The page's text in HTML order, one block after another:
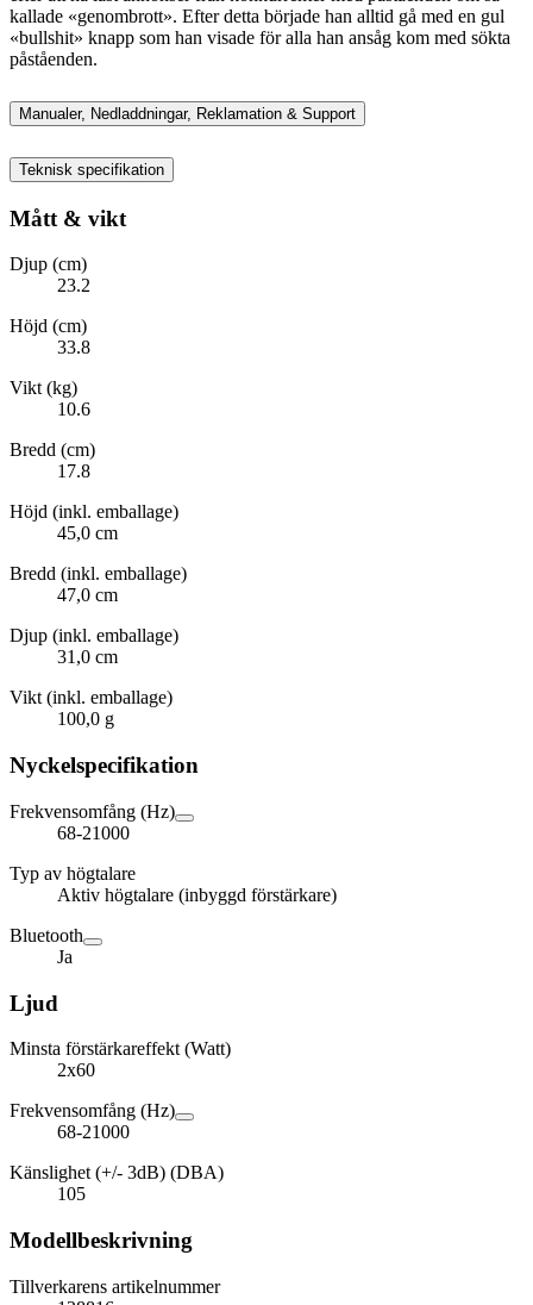
kallade «genombrott». Efter detta började han alltid gå med en gul
«bullshit» knapp som han visade för alla han ansåg kom med sökta
påståenden.
Manualer, Nedladdningar, Reklamation & Support
Teknisk specifikation
Mått & vikt
Djup (cm)
23.2
Höjd (cm)
33.8
Vikt (kg)
10.6
Bredd (cm)
17.8
Höjd (inkl. emballage)
45,0 cm
Bredd (inkl. emballage)
47,0 cm
Djup (inkl. emballage)
31,0 cm
Vikt (inkl. emballage)
100,0 g
Nyckelspecifikation
Frekvensomfång (Hz)
68-21000
Typ av högtalare
Aktiv högtalare (inbyggd förstärkare)
Bluetooth
Ja
Ljud
Minsta förstärkareffekt (Watt)
2x60
Frekvensomfång (Hz)
68-21000
Känslighet (+/- 3dB) (DBA)
105
Modellbeskrivning
Tillverkarens artikelnummer